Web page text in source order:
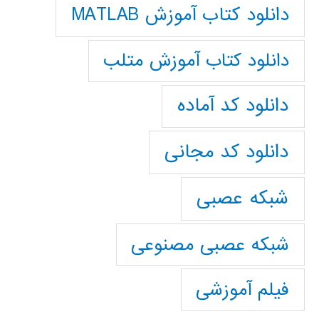
دانلود کتاب آموزش MATLAB
دانلود کتاب آموزش متلب
دانلود کد آماده
دانلود کد مجانی
شبکه عصبی
شبکه عصبی مصنوعی
فیلم آموزشی